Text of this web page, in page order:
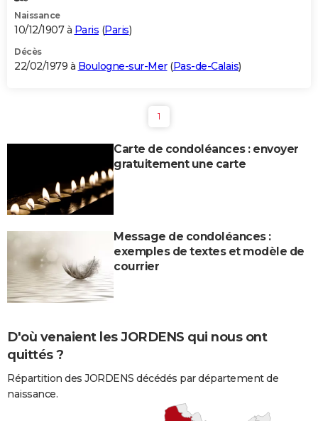
Naissance
10/12/1907 à Paris (Paris)
Décès
22/02/1979 à Boulogne-sur-Mer(Pas-de-Calais)
1
Carte de condoléances : envoyer
gratuitement une carte
Message de condoléances :
exemples de textes et modèle de
courrier
D'où venaient les JORDENS qui nous ont
quittés ?
Répartition des JORDENS décédés par département de
naissance.